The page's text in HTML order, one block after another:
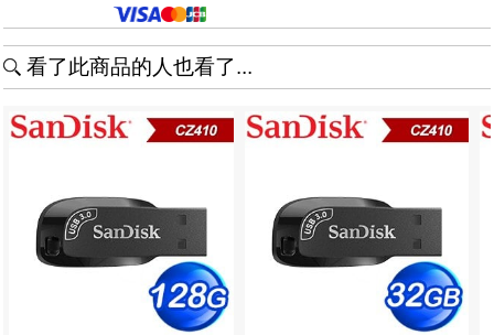
看了此商品的人也看了...